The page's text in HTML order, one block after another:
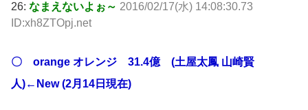
26: なまえないよぉ～ 2016/02/17(水) 14:08:30.73
ID:xh8ZTOpj.net
〇 orange オレンジ 31.4億 (土屋太鳳 山崎賢
人)←New (2月14日現在)